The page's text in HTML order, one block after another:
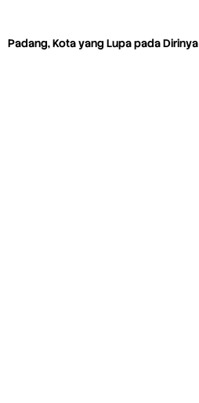
Padang, Kota yang Lupa pada Dirinya